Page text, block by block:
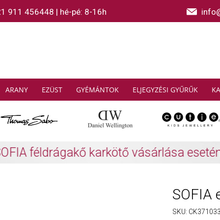
911 456448 | hé-pé: 8-16h
ARANY EZÜST GYÉMÁNTOK ELJEGYZÉSI GYŰRŰK
SABO: Gyűjtsön és spóroljon További
SOFIA
SKU: